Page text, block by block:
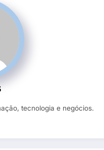
tecnologia e negócios.